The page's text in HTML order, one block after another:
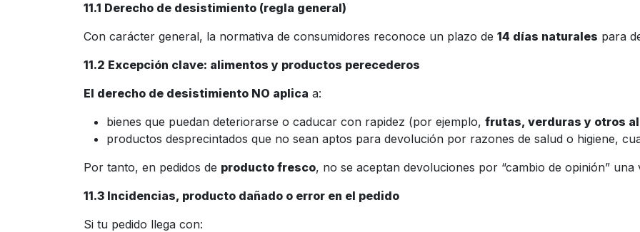
11.1 Derecho de desistimiento (regla general)
Con carácter general, la normativa de consumidores reconoce un plazo de 14 días naturales para
11.2 Excepción clave: alimentos y productos perecederos
El derecho de desistimiento NO aplica a:
bienes que puedan deteriorarse o caducar con rapidez (por ejemplo, frutas, verduras y otros
productos desprecintados que no sean aptos para devolución por razones de salud o higiene,
Por tanto, en pedidos de producto fresco, no se aceptan devoluciones por “cambio de opinión” una
11.3 Incidencias, producto dañado o error en el pedido
Si tu pedido llega con: